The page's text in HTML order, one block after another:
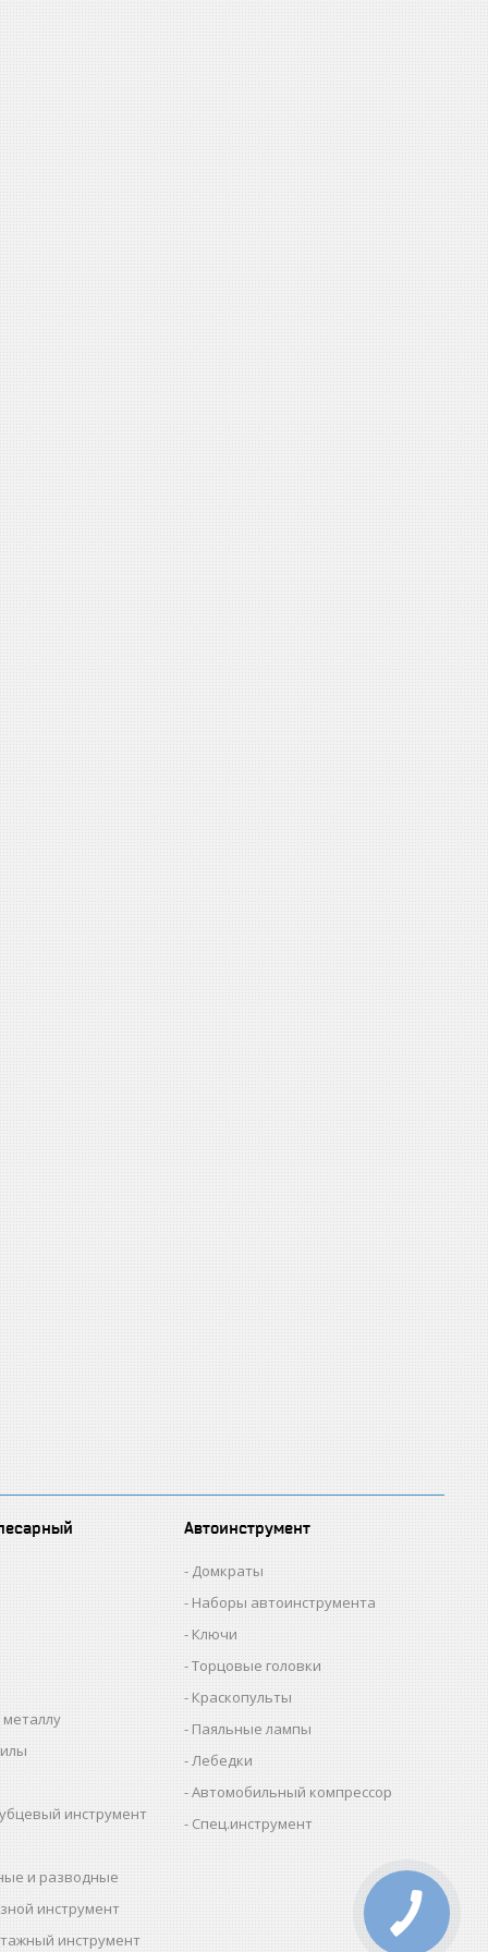
инструмент
и разводные
инструмент
инструмент
Автоинструмент
Домкраты
Наборы автоинструмента
Ключи
Торцовые головки
Краскопульты
Паяльные лампы
Лебедки
Автомобильный компрессор
Спец.инструмент